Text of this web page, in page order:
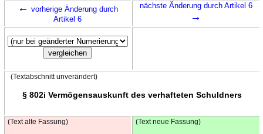
← vorherige Änderung durch
Artikel 6
nächste Änderung durch Artikel 6
→
(Textabschnitt unverändert)
§ 802i Vermögensauskunft des verhafteten Schuldners
(Text alte Fassung) (Text neue Fassung)